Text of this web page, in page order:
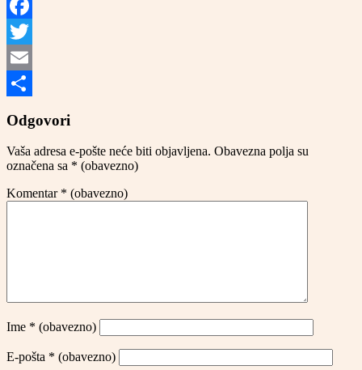
Facebook
Twitter
Email
Odgovori
Vaša adresa e-pošte neće biti objavljena. Obavezna polja su
označena sa * (obavezno)
Komentar * (obavezno)
Ime * (obavezno)
E-pošta * (obavezno)